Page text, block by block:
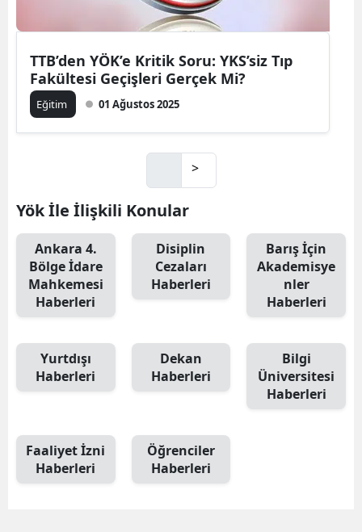
TTB’den YÖK’e Kritik Soru: YKS’siz Tıp
Fakültesi Geçişleri Gerçek Mi?
Eğitim 01 Ağustos 2025
>
Yök İle İlişkili Konular
Ankara 4.
Bölge İdare
Mahkemesi
Haberleri
Disiplin
Cezaları
Haberleri
Barış İçin
Akademisye
nler
Haberleri
Yurtdışı
Haberleri
Dekan
Haberleri
Bilgi
Üniversitesi
Haberleri
Faaliyet İzni
Haberleri
Öğrenciler
Haberleri